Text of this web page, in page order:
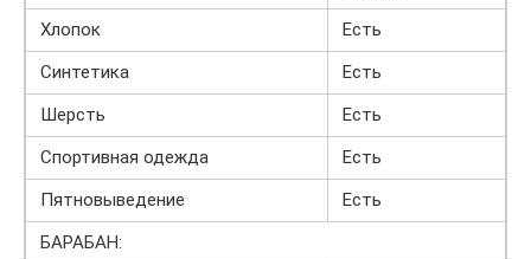
Хлопок
Есть
Синтетика
Есть
Шерсть
Есть
Спортивная одежда
Есть
Пятновыведение
Есть
БАРАБАН: